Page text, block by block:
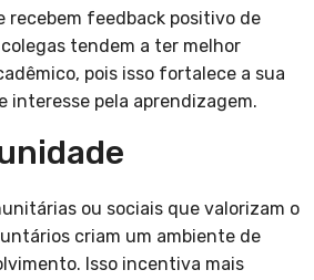
recebem feedback positivo de
tendem a ter melhor
pois isso fortalece a sua
interesse pela aprendizagem.
ou sociais que valorizam o
criam um ambiente de
Isso incentiva mais